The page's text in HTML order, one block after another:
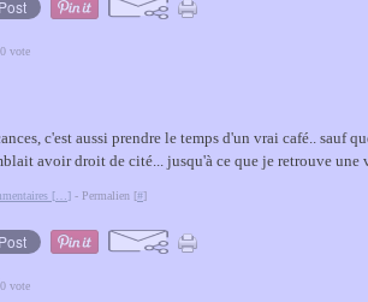
0 vote
c'est aussi prendre le temps d'un vrai café.. sauf
avoir droit de cité... jusqu'à ce que je retrouve
[ ] - Permalien [#]
0 vote